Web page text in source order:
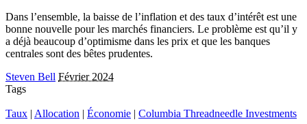
Dans l’ensemble, la baisse de l’inflation et des taux d’intérêt est une
bonne nouvelle pour les marchés financiers. Le problème est qu’il y
a déjà beaucoup d’optimisme dans les prix et que les banques
centrales sont des bêtes prudentes.
Steven Bell Février 2024
Tags
Taux | Allocation | Économie | Columbia Threadneedle Investments